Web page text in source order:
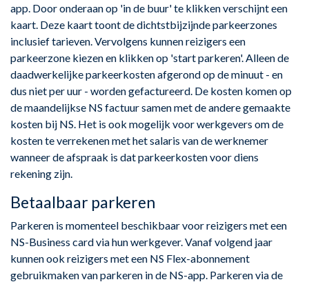
app. Door onderaan op 'in de buur' te klikken verschijnt een
kaart. Deze kaart toont de dichtstbijzijnde parkeerzones
inclusief tarieven. Vervolgens kunnen reizigers een
parkeerzone kiezen en klikken op 'start parkeren'. Alleen de
daadwerkelijke parkeerkosten afgerond op de minuut - en
dus niet per uur - worden gefactureerd. De kosten komen op
de maandelijkse NS factuur samen met de andere gemaakte
kosten bij NS. Het is ook mogelijk voor werkgevers om de
kosten te verrekenen met het salaris van de werknemer
wanneer de afspraak is dat parkeerkosten voor diens
rekening zijn.
Betaalbaar parkeren
Parkeren is momenteel beschikbaar voor reizigers met een
NS-Business card via hun werkgever. Vanaf volgend jaar
kunnen ook reizigers met een NS Flex-abonnement
gebruikmaken van parkeren in de NS-app. Parkeren via de